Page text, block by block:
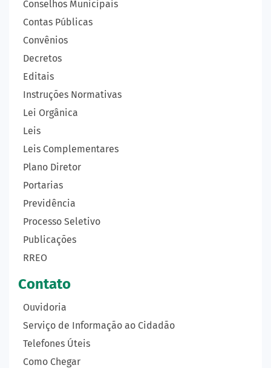
Conselhos Municipais
Contas Públicas
Convênios
Decretos
Editais
Instruções Normativas
Lei Orgânica
Leis
Leis Complementares
Plano Diretor
Portarias
Previdência
Processo Seletivo
Publicações
RREO
Contato
Ouvidoria
Serviço de Informação ao Cidadão
Telefones Úteis
Como Chegar